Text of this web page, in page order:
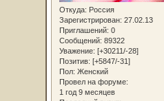
Откуда: Россия
Зарегистрирован: 27.02.13
Приглашений: 0
Сообщений: 89322
Уважение: [+30211/-28]
Позитив: [+5847/-31]
Пол: Женский
Провел на форуме:
1 год 9 месяцев